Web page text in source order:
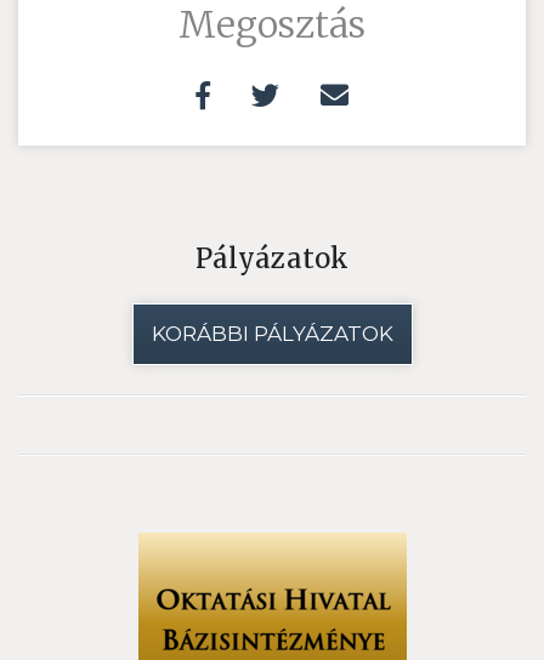
Megosztás
Pályázatok
KORÁBBI PÁLYÁZATOK